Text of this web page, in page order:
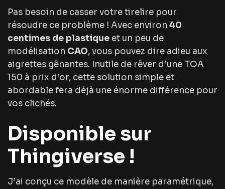
Pas besoin de casser votre tirelire pour
résoudre ce problème ! Avec environ 40
centimes de plastique et un peu de
modélisation CAO, vous pouvez dire adieu aux
aigrettes gênantes. Inutile de rêver d’une TOA
150 à prix d’or, cette solution simple et
abordable fera déjà une énorme différence pour
vos clichés.
Disponible sur
Thingiverse !
J’ai conçu ce modèle de manière paramétrique,